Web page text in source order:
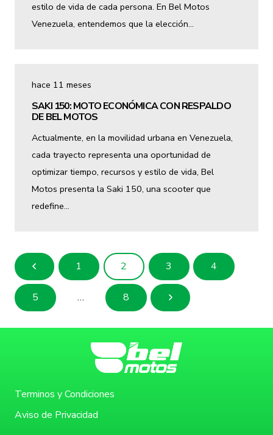
estilo de vida de cada persona. En Bel Motos
Venezuela, entendemos que la elección…
hace 11 meses
SAKI 150: MOTO ECONÓMICA CON RESPALDO
DE BEL MOTOS
Actualmente, en la movilidad urbana en Venezuela,
cada trayecto representa una oportunidad de
optimizar tiempo, recursos y estilo de vida, Bel
Motos presenta la Saki 150, una scooter que
redefine…
1 2 3 4
5 … 8
Terminos y Condiciones
Aviso de Privacidad